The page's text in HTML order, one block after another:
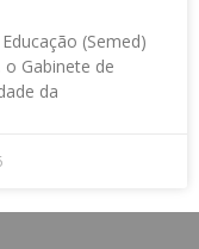
(Semed)
Gabinete de
da